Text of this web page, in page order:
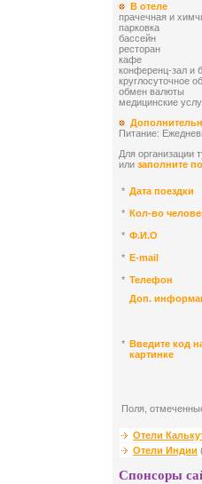
В отеле
прачечная и
парковка
бассейн
ресторан
кафе
конференц-зал и
круглосуточное
обмен валюты
медицинские
Питание:
Для организации
или заполните
* Дата поездки
* Кол-во
* Ф.И.О
* E-mail
* Телефон
Доп.
* Введите код
картинке
Поля,
Отели
Отели Индии
Спонсоры